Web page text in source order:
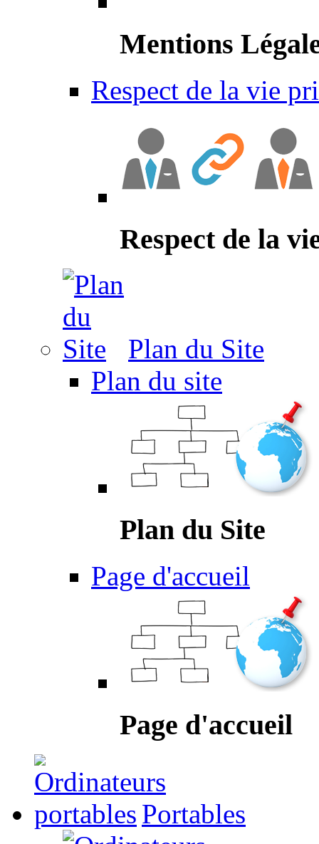
Mentions
Respect de la vie
Respect de la
Plan du Site
Plan du site
Plan du Site
Page d'accueil
Page d'accueil
Portables